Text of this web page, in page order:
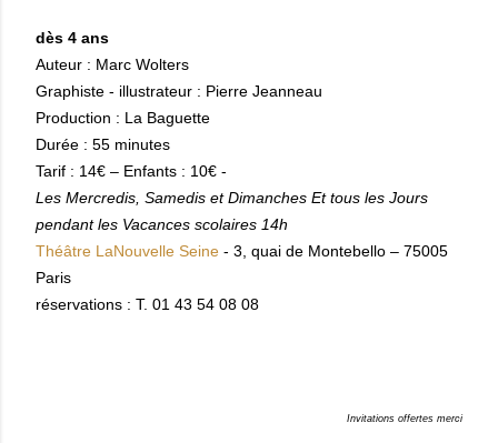
dès 4 ans
Auteur : Marc Wolters
Graphiste - illustrateur : Pierre Jeanneau
Production : La Baguette
Durée : 55 minutes
Tarif : 14€ – Enfants : 10€ -
Les Mercredis, Samedis et Dimanches Et tous les Jours
pendant les Vacances scolaires 14h
Théâtre LaNouvelle Seine - 3, quai de Montebello – 75005
Paris
réservations : T. 01 43 54 08 08
Invitations offertes merci